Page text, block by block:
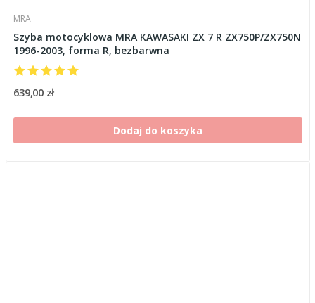
MRA
Szyba motocyklowa MRA KAWASAKI ZX 7 R ZX750P/ZX750N
1996-2003, forma R, bezbarwna
639,00 zł
Dodaj do koszyka